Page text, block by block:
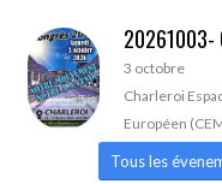
20261003-
3 octobre
Charleroi
Européen
Tous les